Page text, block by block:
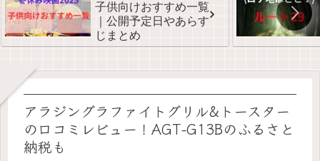
子供向けおすすめ一覧
｜公開予定日やあらす
じまとめ
アラジングラファイトグリル&トースター
の口コミレビュー！AGT-G13Bのふるさと
納税も